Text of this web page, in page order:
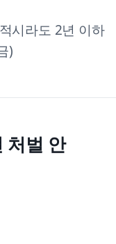
시라도 2년 이하
)
처벌 안